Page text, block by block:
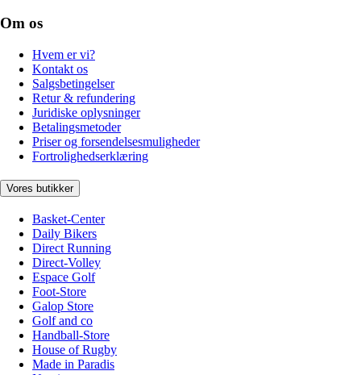
Om os
Hvem er vi?
Kontakt os
Salgsbetingelser
Retur & refundering
Juridiske oplysninger
Betalingsmetoder
Priser og forsendelsesmuligheder
Fortrolighedserklæring
Vores butikker
Basket-Center
Daily Bikers
Direct Running
Direct-Volley
Espace Golf
Foot-Store
Galop Store
Golf and co
Handball-Store
House of Rugby
Made in Paradis